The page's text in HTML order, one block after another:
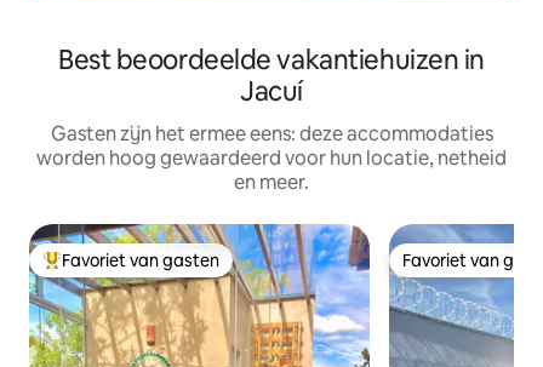
Best beoordeelde vakantiehuizen in
Jacuí
Gasten zijn het ermee eens: deze accommodaties
worden hoog gewaardeerd voor hun locatie, netheid
en meer.
Topfavoriet van gasten
Favoriet van gasten Favoriet van
Favoriet van